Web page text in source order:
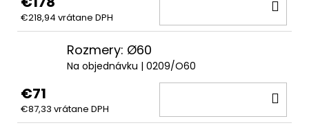
€218,94 vrátane DPH
Rozmery: Ø60
Na objednávku | 0209/O60
€71
€87,33 vrátane DPH